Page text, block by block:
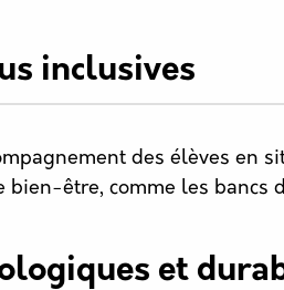
inclusives
des élèves en
être, comme les bancs
et